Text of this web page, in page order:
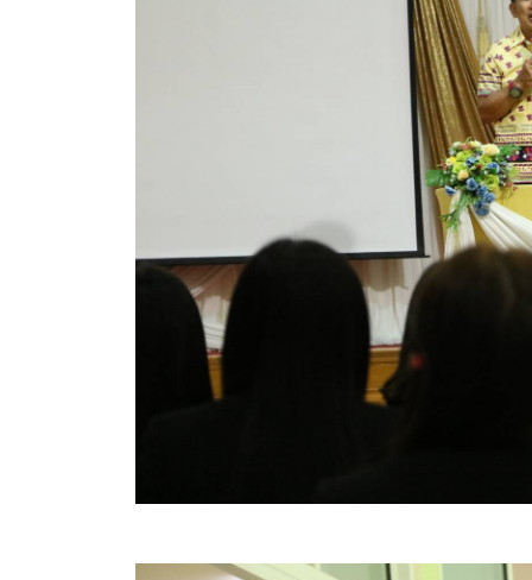
รายงานผลการจัดซื้อจัดจ้างประจำปีงบประมาณ
สรุปผลการดำเนินงานจัดซื้อจัดจ้างในรอบเดือน (สข
ประกาศเชิญชวนประกวดราคา (e-bidding)
ยกเลิกประกาศเชิญชวน
เปลี่ยนแปลงประกาศเชิญชวน